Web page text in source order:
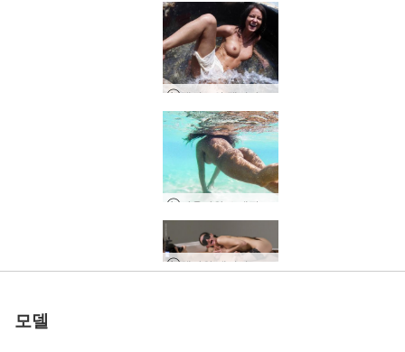
멕시코의 멜리사 오르가즘
헤라와 데이비드 사진 제작
이반과 올리의 캠핑 섹스 환상
대니 의료 정자 추출
호수의 링감 마사지
이반과 올리는 파라다이스에서 반항한다
이반과 올리의 사랑과 욕망
아마야와 고로의 문지름과 잡아당김
이반과 올리 바다의 금지된 즐거움
남근을 기쁘게하는 예술
고로와 엘로나 금지된 과일 마사지
이반과 올리는 자유를 위해 섹스를 한다
샬로타와 고로의 오럴 옵세션 영화 제작 과정
지성 링감 마사지
올레나 오 오르가즘
Sali와 Quin의 After Workout POV
카트만두의 세인(Sein)과 옥(Jade) 신성한 욕망
Helena와 Aaron의 Double Pleasure
음핵 절정 마사지
Lenka와 Lukas의 섹스 테이프 #2
탄트라 마사지이반 & 올리 아날 섹스
포 핸즈 마스크 링감 마사지Jil과 Jul의 정욕 예술 섹스
친밀한 마사지
탄트라 경로 마사지
강력한 POV 마사지
이반과 올리가 전쟁이 아닌 사랑을 나누다
음탕한 링감 마사지
안나 엘과 대니, 섹스 촬영
고로(Goro)와 데시 데비(Desi Devi) 인도 친밀한 마사지수탉 제어 마사지의 예술
헤라와 데이비드 오르가마트론
Sali와 Quin의 탑승
강렬한 분출 오르가즘 마사지
고로와 헤라 소파 콕 쌋다
올리와 이반의 음탕한 욕망
탄트라 테두리 마사지
오르가즘 마사지
장난스러운 페니스 마사지
남성 회원 마사지매혹적인 페니스 마사지
수제 주무르기창의적인 수탉 마사지
성적 자극 마사지의 예술
마고 미끄럽고 칙칙한
수행하기 어려운 마사지
머슬카 콕 마사지
토탈 터치 마사지샬로타 탄트라 사원 마사지
교육 페니스 마사지
천상의 주무르기 마사지
남성 생식기 마사지
임신 만족스러운 마사지
관능적인 마사지의 예술
진동 에로틱 마사지
영적 해방 마사지Katherina의 에로틱 동영상 블로그
열대 탄트라 마사지
전체 음부 마사지Anna L과 Danny 얼굴 빌어 먹을
샤를로타와 고로의 구강 집착
POV 링감 사랑 마사지
고로 앤 트로피 블로우잡 뷰티Ariel Soul-Stretching 성적 마사지
Darina L 슬로우 심포니
러빙 터치 마사지더블 배럴 페니스 마사지
러브시트 섹스폭발적인 오르가즘 마사지
알렉스와 플로라 커플 캠 세션
안나 L과 대니 선, 모래, 바다 그리고 섹스
탄트라 러브 메이킹 마사지
에로틱 비치 마사지
안나 l과 대니 젖은 사원 섹스글로리 홀 테이블 마사지
Allie 아시아 및 Cruz 뜨거운 호텔 섹스
커플 탄트라 각성궁극의 페니스 마사지
실험적인 에로틱 마사지
깊은 침투 마사지
커플 물총 마사지
장난스러운 탄트라 마사지
에로틱 커플 링 마사지해변에서 안나와 대니 섹스
안나 엘과 대니, 역대 최고의 구강 성교아리엘 탄트릭 사원 마사지
안나 l과 대니 해피 엔딩 마사지
미술 에로틱 마사지
커플의 성적 각성 마사지
안나 l과 대니가 내 안에 정액Anna L과 Danny Lovemaking
4 손 페니스 마사지
깊은 침투 마사지
삼인조 마사지
에로틱 착유 마사지
러빙 링감 마사지
본디지 펨돔 마사지
Serena L과 Alex의 성적 관계
구강 사랑 마사지
세레나 L 모닝 섹스
플로라와 마이크 익스트림 어트랙션
모델